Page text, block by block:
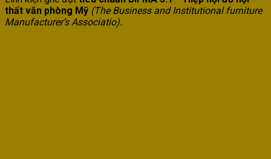
thất văn phòng Mỹ (The Business and Institutional furniture
Manufacturer’s Associatio).